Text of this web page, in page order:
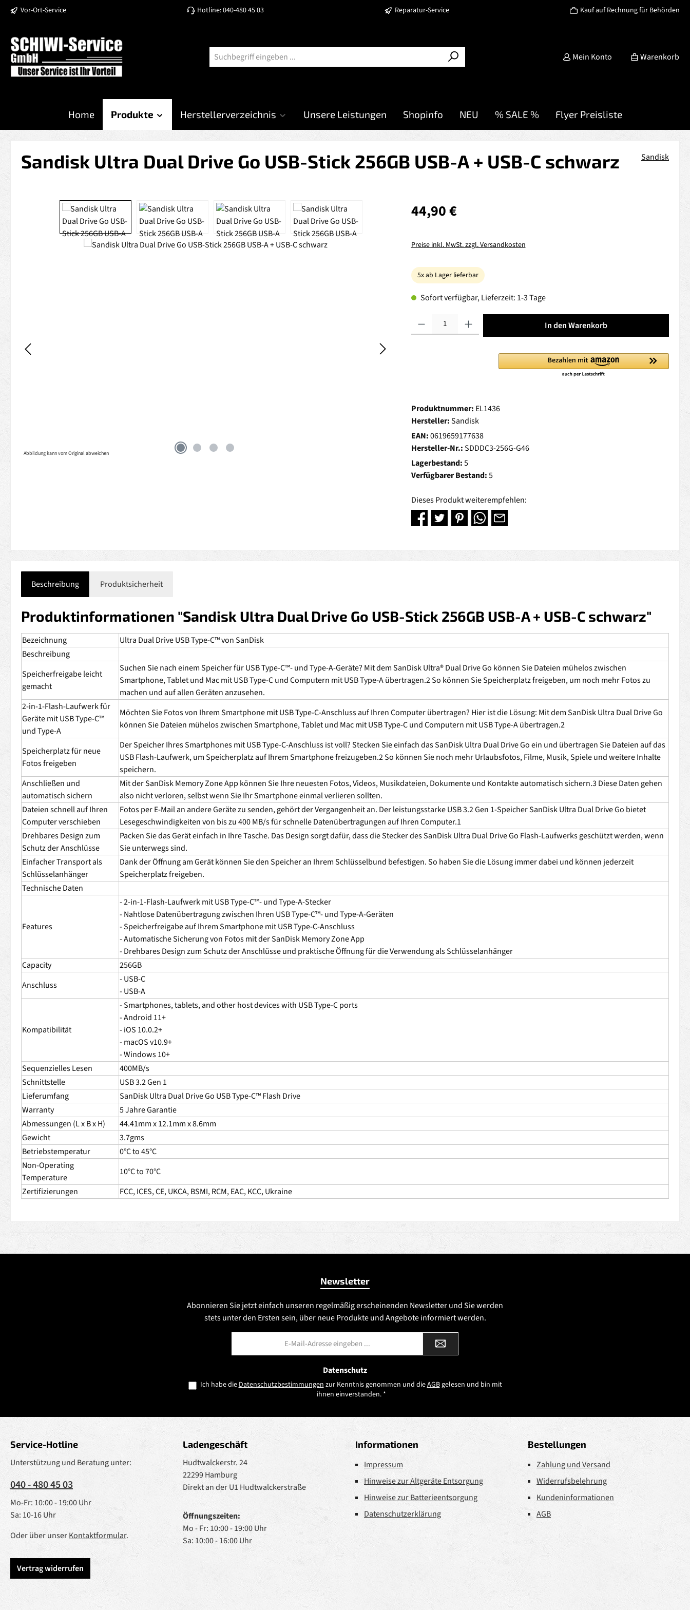
Hauptinhalt springen
Zur Suche springen
Zur Hauptnavigation springen
Vor-Ort-Service Hotline: 040-480 45 03 Reparatur-Service Kauf auf Rechnung für Behörden
Mein Konto Warenkorb
Home Produkte Herstellerverzeichnis Unsere Leistungen Shopinfo NEU % SALE % Flyer Preisliste
Sandisk Ultra Dual Drive Go USB-Stick 256GB USB-A + USB-C schwarz Sandisk
Bildergalerie überspringen
Abbildung kann vom Original abweichen
Regulärer Preis:
44,90 €
Preise inkl. MwSt. zzgl. Versandkosten
5x ab Lager lieferbar
Sofort verfügbar, Lieferzeit: 1-3 Tage
Produkt Anzahl: Gib den gewünschten Wert ein oder benutze die Schaltflächen um die
In den Warenkorb
Produktnummer: EL1436
Hersteller:Sandisk
EAN:0619659177638
Hersteller-Nr.:SDDDC3-256G-G46
Lagerbestand:5
Verfügbarer Bestand:5
Dieses Produkt weiterempfehlen:
Beschreibung Produktsicherheit
Produktinformationen "Sandisk Ultra Dual Drive Go USB-Stick 256GB USB-A + USB-C schwarz"
Bezeichnung
Ultra Dual Drive USB Type-C™ von SanDisk
Beschreibung
Speicherfreigabe leicht
gemacht
Suchen Sie nach einem Speicher für USB Type-C™- und Type-A-Geräte? Mit dem SanDisk Ultra® Dual Drive Go können Sie Dateien mühelos zwischen
Smartphone, Tablet und Mac mit USB Type-C und Computern mit USB Type-A übertragen.2 So können Sie Speicherplatz freigeben, um noch mehr Fotos zu
machen und auf allen Geräten anzusehen.
2-in-1-Flash-Laufwerk für
Geräte mit USB Type-C™
und Type-A
Möchten Sie Fotos von Ihrem Smartphone mit USB Type-C-Anschluss auf Ihren Computer übertragen? Hier ist die Lösung: Mit dem SanDisk Ultra Dual Drive Go
können Sie Dateien mühelos zwischen Smartphone, Tablet und Mac mit USB Type-C und Computern mit USB Type-A übertragen.2
Speicherplatz für neue
Fotos freigeben
Der Speicher Ihres Smartphones mit USB Type-C-Anschluss ist voll? Stecken Sie einfach das SanDisk Ultra Dual Drive Go ein und übertragen Sie Dateien auf das
USB Flash-Laufwerk, um Speicherplatz auf Ihrem Smartphone freizugeben.2 So können Sie noch mehr Urlaubsfotos, Filme, Musik, Spiele und weitere Inhalte
speichern.
Anschließen und
automatisch sichern
Mit der SanDisk Memory Zone App können Sie Ihre neuesten Fotos, Videos, Musikdateien, Dokumente und Kontakte automatisch sichern.3 Diese Daten gehen
also nicht verloren, selbst wenn Sie Ihr Smartphone einmal verlieren sollten.
Dateien schnell auf Ihren
Computer verschieben
Fotos per E-Mail an andere Geräte zu senden, gehört der Vergangenheit an. Der leistungsstarke USB 3.2 Gen 1-Speicher SanDisk Ultra Dual Drive Go bietet
Lesegeschwindigkeiten von bis zu 400 MB/s für schnelle Datenübertragungen auf Ihren Computer.1
Drehbares Design zum
Schutz der Anschlüsse
Packen Sie das Gerät einfach in Ihre Tasche. Das Design sorgt dafür, dass die Stecker des SanDisk Ultra Dual Drive Go Flash-Laufwerks geschützt werden, wenn
Sie unterwegs sind.
Einfacher Transport als
Schlüsselanhänger
Dank der Öffnung am Gerät können Sie den Speicher an Ihrem Schlüsselbund befestigen. So haben Sie die Lösung immer dabei und können jederzeit
Speicherplatz freigeben.
Technische Daten
Features
- 2-in-1-Flash-Laufwerk mit USB Type-C™- und Type-A-Stecker
- Nahtlose Datenübertragung zwischen Ihren USB Type-C™- und Type-A-Geräten
- Speicherfreigabe auf Ihrem Smartphone mit USB Type-C-Anschluss
- Automatische Sicherung von Fotos mit der SanDisk Memory Zone App
- Drehbares Design zum Schutz der Anschlüsse und praktische Öffnung für die Verwendung als Schlüsselanhänger
Capacity
256GB
Anschluss
- USB-C
- USB-A
Kompatibilität
- Smartphones, tablets, and other host devices with USB Type-C ports
- Android 11+
- iOS 10.0.2+
- macOS v10.9+
- Windows 10+
Sequenzielles Lesen
400MB/s
Schnittstelle
USB 3.2 Gen 1
Lieferumfang
SanDisk Ultra Dual Drive Go USB Type-C™ Flash Drive
Warranty
5 Jahre Garantie
Abmessungen (L x B x H)
44.41mm x 12.1mm x 8.6mm
Gewicht
3.7gms
Betriebstemperatur
0°C to 45°C
Non-Operating
Temperature
10°C to 70°C
Zertifizierungen
FCC, ICES, CE, UKCA, BSMI, RCM, EAC, KCC, Ukraine
Newsletter
Abonnieren Sie jetzt einfach unseren regelmäßig erscheinenden Newsletter und Sie werden
stets unter den Ersten sein, über neue Produkte und Angebote informiert werden.
Datenschutz
Ich habe dieDatenschutzbestimmungenzur Kenntnis genommen und dieAGBgelesen und bin mit
ihnen einverstanden. *
Service-Hotline
Unterstützung und Beratung unter:
040 - 480 45 03
Mo-Fr: 10:00 - 19:00 Uhr
Sa: 10-16 Uhr
Oder über unserKontaktformular.
Vertrag widerrufen
Ladengeschäft
Hudtwalckerstr. 24
22299 Hamburg
Direkt an der U1 Hudtwalckerstraße
Öffnungszeiten:
Mo - Fr: 10:00 - 19:00 Uhr
Sa: 10:00 - 16:00 Uhr
Informationen
Impressum
Hinweise zur Altgeräte Entsorgung
Hinweise zur Batterieentsorgung
Datenschutzerklärung
Bestellungen
Zahlung und Versand
Widerrufsbelehrung
Kundeninformationen
AGB